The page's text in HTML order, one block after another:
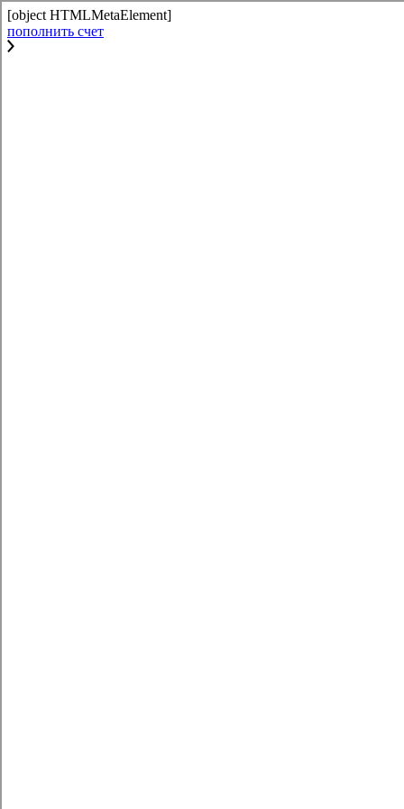
[object HTMLMetaElement]
пополнить счет